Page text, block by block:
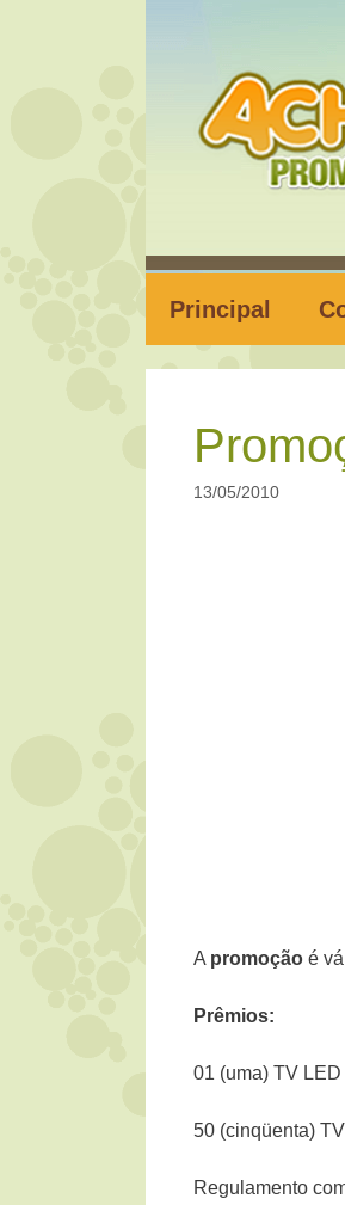
Principal
13/05/2010
A promoção é
Prêmios:
01 (uma) TV
50 (cinqüenta)
Regulamento